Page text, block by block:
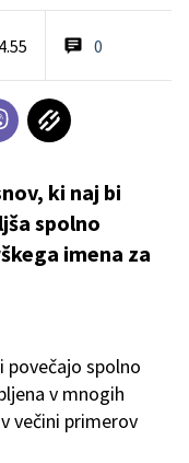
0
ki naj bi
spolno
imena za
povečajo spolno
v mnogih
večini primerov